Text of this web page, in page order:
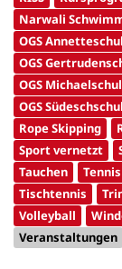
Narwali
OGS
OGS
OGS
OGS
Rope Skipping
Sport vernetzt
Tauchen
Tennis
Tischtennis
Volleyball
Veranstaltungen